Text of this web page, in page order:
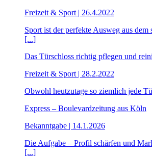
Freizeit & Sport | 26.4.2022
Sport ist der perfekte Ausweg aus
[...]
Das Türschloss richtig pflegen und
Freizeit & Sport | 28.2.2022
Obwohl heutzutage so ziemlich jede
Express – Boulevardzeitung aus Köln
Bekanntgabe | 14.1.2026
Die Aufgabe – Profil schärfen und
[...]